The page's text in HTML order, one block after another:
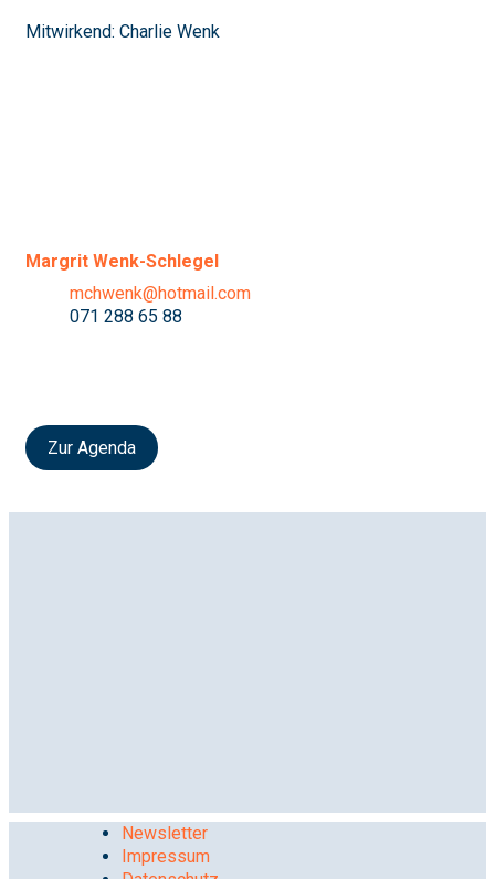
Mitwirkend: Charlie Wenk
Margrit Wenk-Schlegel
mchwenk@hotmail.com
071 288 65 88
Zur Agenda
Newsletter
Impressum